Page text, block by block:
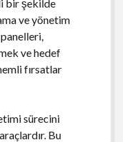
bir şekilde
ve yönetim
ve hedef
fırsatlar
sürecini
Bu